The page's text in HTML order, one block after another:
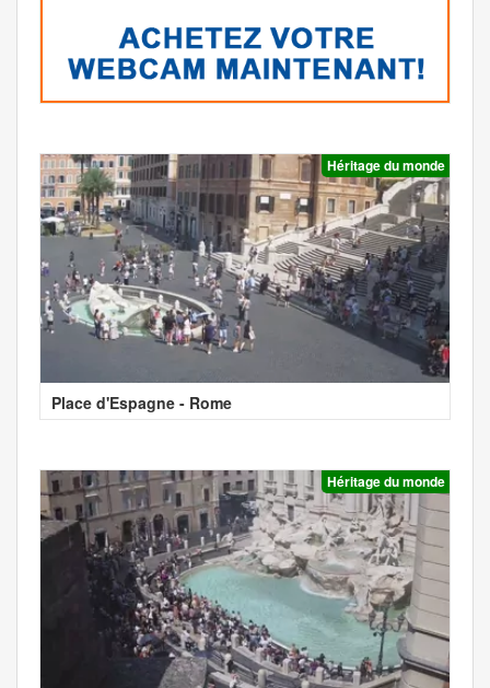
Héritage du monde
Place d'Espagne - Rome
Héritage du monde